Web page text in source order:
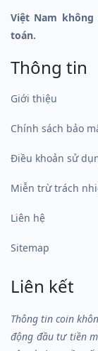
Việt Nam
toán.
Thông tin
Giới thiệu
Chính sách bảo
Điều khoản sử
Miễn trừ trách
Liên hệ
Sitemap
Liên kết
Thông tin coin
động đầu tư tiền